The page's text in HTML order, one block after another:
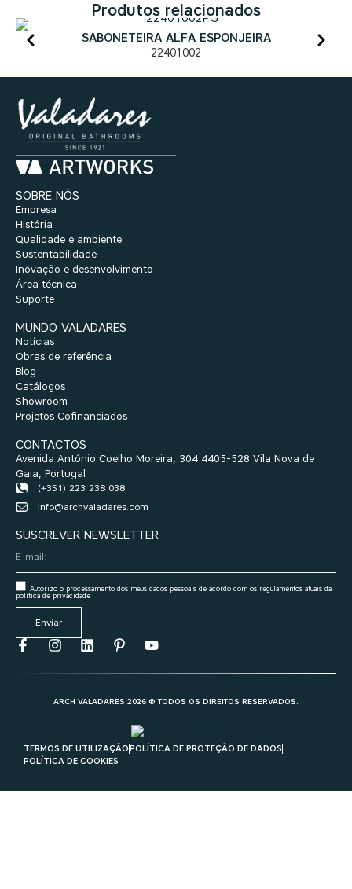
Produtos relacionados
SABONETEIRA ALFA ESPONJEIRA
22401002
SOBRE NÓS
Empresa
História
Qualidade e ambiente
Sustentabilidade
Inovação e desenvolvimento
Área técnica
Suporte
MUNDO VALADARES
Notícias
Obras de referência
Blog
Catálogos
Showroom
Projetos Cofinanciados
CONTACTOS
Avenida António Coelho Moreira, 304 4405-528 Vila Nova de
Gaia, Portugal
(+351) 223 238 038
info@archvaladares.com
SUSCREVER NEWSLETTER
Autorizo o processamento dos meus dados pessoais de acordo com os regulamentos atuais da
política de privacidade
Enviar
ARCH VALADARES 2026 ® TODOS OS DIREITOS RESERVADOS.
TERMOS DE UTILIZAÇÃOPOLÍTICA DE PROTEÇÃO DE DADOS
POLÍTICA DE COOKIES